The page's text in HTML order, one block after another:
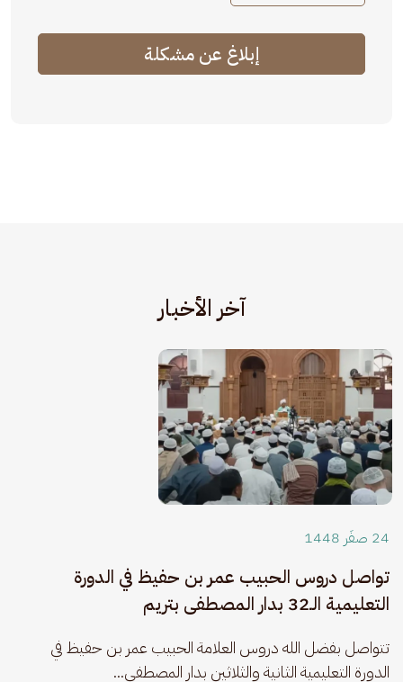
إبلاغ عن مشكلة
آخر الأخبار
24 صفَر 1448
تواصل دروس الحبيب عمر بن حفيظ في الدورة
التعليمية الـ32 بدار المصطفى بتريم
​تتواصل بفضل الله دروس العلامة الحبيب عمر بن حفيظ في
الدورة التعليمية الثانية والثلاثين بدار المصطفى...